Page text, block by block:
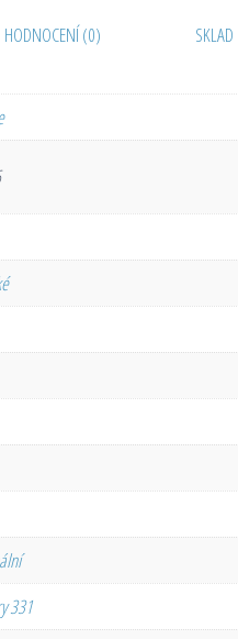
HODNOCENÍ (0) SKLAD
331